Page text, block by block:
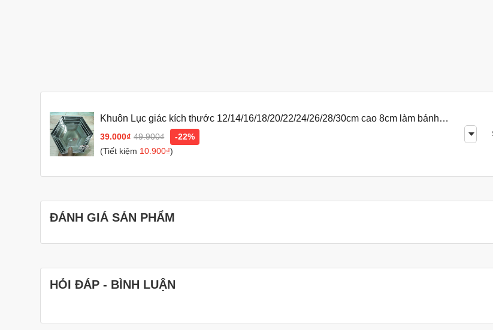
Khuôn Lục giác kích thước 12/14/16/18/20/22/24/26/28/30cm cao 8cm làm bánh
rau câu, bánh gato, bánh nướng
39.000₫ 49.900₫
-22%
(Tiết kiệm 10.900₫)
ĐÁNH GIÁ SẢN PHẨM
HỎI ĐÁP - BÌNH LUẬN